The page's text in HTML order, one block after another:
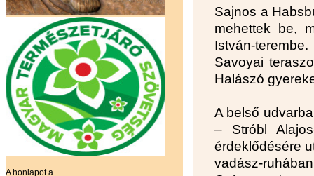
A honlapot a
Sajnos a
mehettek be,
István-
Savoyai
Halászó
A belső
– Stróbl
érdeklődésére
vadász-